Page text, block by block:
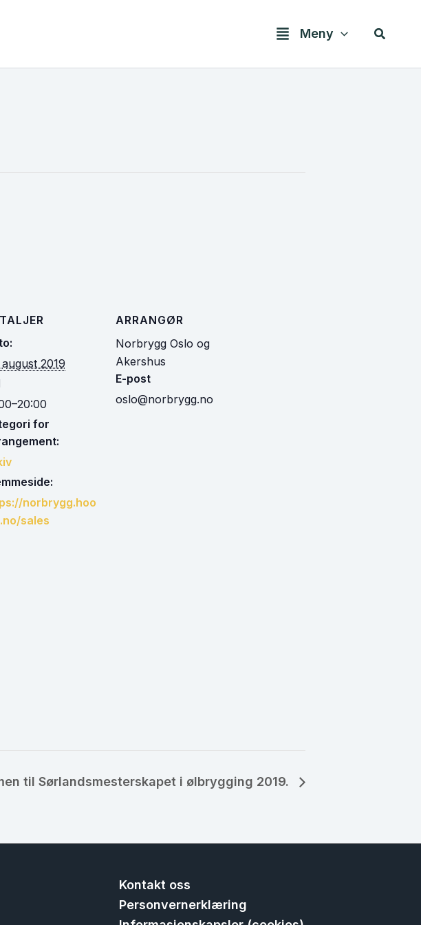
Meny Søk
2019
for
norbrygg.hoo
sales
ARRANGØR
Norbrygg Oslo og
Akershus
E-post
oslo@norbrygg.no
til Sørlandsmesterskapet i ølbrygging 2019.
Kontakt oss
Personvernerklæring